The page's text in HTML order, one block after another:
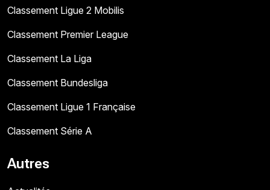
Classement Ligue 2 Mobilis
Classement Premier League
Classement La Liga
Classement Bundesliga
Classement Ligue 1 Française
Classement Série A
Autres